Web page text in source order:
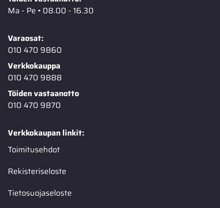
Ma - Pe • 08.00 - 16.30
Varaosat:
010 470 9860
Verkkokauppa
010 470 9888
Töiden vastaanotto
010 470 9870
Verkkokaupan linkit:
Toimitusehdot
Rekisteriseloste
Tietosuojaseloste